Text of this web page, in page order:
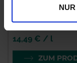
Duplosan
zzgl. MwSt.
14,49 € / l
ZUM